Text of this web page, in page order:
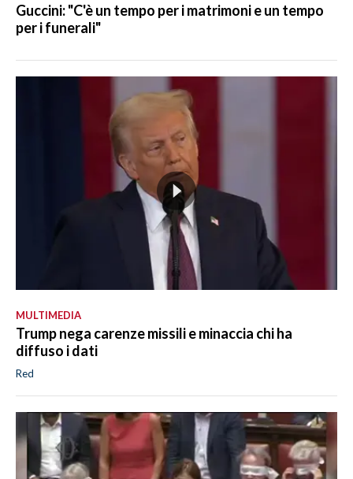
Guccini: "C'è un tempo per i matrimoni e un tempo
per i funerali"
MULTIMEDIA
Trump nega carenze missili e minaccia chi ha
diffuso i dati
Red